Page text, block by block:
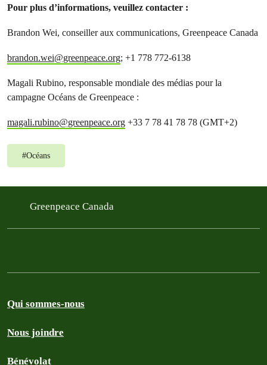
Pour plus d’informations, veuillez contacter :
Brandon Wei, conseiller aux communications, Greenpeace Canada
brandon.wei@greenpeace.org; +1 778 772-6138
Magali Rubino, responsable mondiale des médias pour la
campagne Océans de Greenpeace :
magali.rubino@greenpeace.org +33 7 78 41 78 78 (GMT+2)
#Océans
Greenpeace Canada
Qui sommes-nous
Nous joindre
Bénévolat